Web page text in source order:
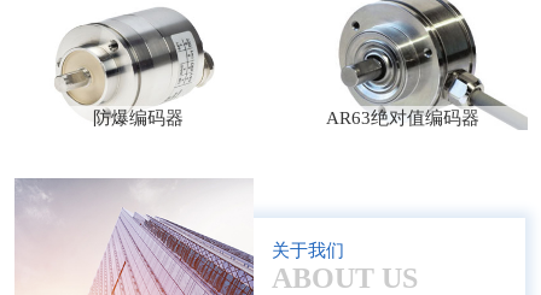
防爆编码器 AR63绝对值编码器
关于我们
ABOUT US